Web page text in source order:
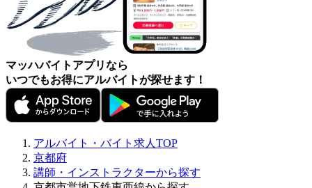
マッハバイトアプリなら
いつでもお得にアルバイトが探せます！
アルバイト・バイト求人TOP
京都府
講師・インストラクターから探す